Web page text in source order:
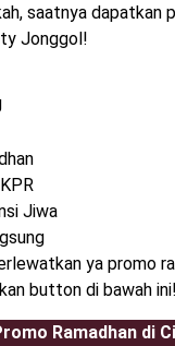
saatnya dapatkan
Jonggol!
Jiwa
ya promo
button di bawah ini!
Ramadhan di